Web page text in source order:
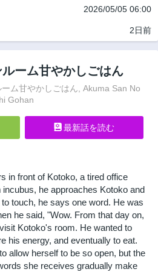
2026/05/05 06:00
2日前
ーム甘やかしごはん
ム甘やかしごはん, Akuma San No
Gohan
最新話を読む
in front of Kotoko, a tired office
he approaches Kotoko and
touch, he says one word. He was
he said, "Wow. From that day on,
Kotoko's room. He wanted to
his energy, and eventually to eat.
allow herself to be so open, but the
she receives gradually make